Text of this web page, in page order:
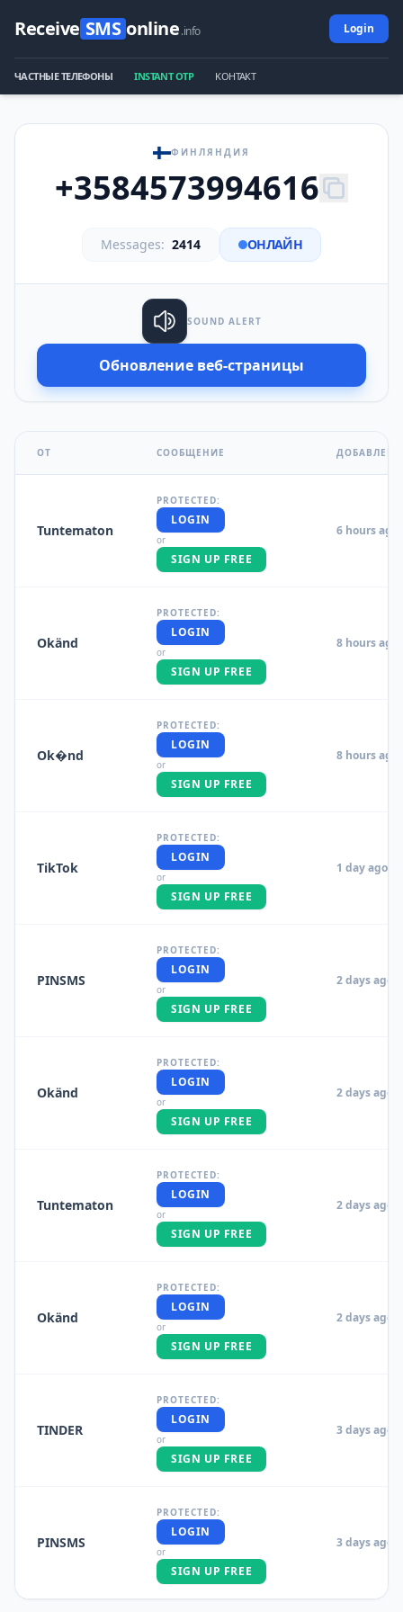
Receive SMS online.info Login
ЧАСТНЫЕ ТЕЛЕФОНЫ INSTANT OTP KОНТАКТ
ФИНЛЯНДИЯ
+3584573994616
Messages: 2414 ОНЛАЙН
SOUND ALERT
Обновление веб-страницы
OТ СООБЩЕНИЕ
Tuntematon
PROTECTED:
LOGIN
or
SIGN UP FREE
6 hours ago
Okänd
PROTECTED:
LOGIN
or
SIGN UP FREE
8 hours ago
Ok�nd
PROTECTED:
LOGIN
or
SIGN UP FREE
8 hours ago
TikTok
PROTECTED:
LOGIN
or
SIGN UP FREE
1 day ago
PINSMS
PROTECTED:
LOGIN
or
SIGN UP FREE
2 days ago
Okänd
PROTECTED:
LOGIN
or
SIGN UP FREE
2 days ago
Tuntematon
PROTECTED:
LOGIN
or
SIGN UP FREE
2 days ago
Okänd
PROTECTED:
LOGIN
or
SIGN UP FREE
2 days ago
TINDER
PROTECTED:
LOGIN
or
SIGN UP FREE
3 days ago
PINSMS
PROTECTED:
LOGIN
or
SIGN UP FREE
3 days ago